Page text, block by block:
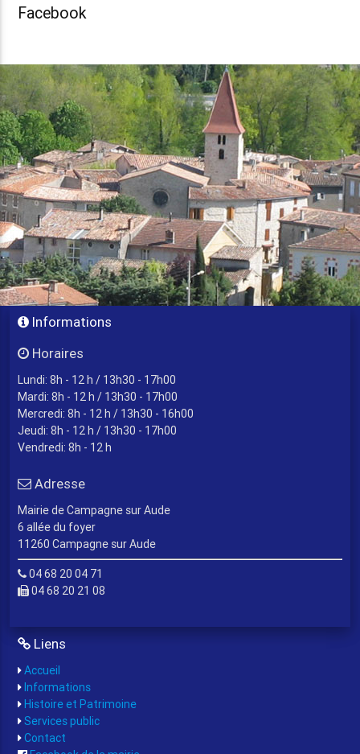
Facebook
Informations
Horaires
Lundi: 8h - 12 h / 13h30 - 17h00
Mardi: 8h - 12 h / 13h30 - 17h00
Mercredi: 8h - 12 h / 13h30 - 16h00
Jeudi: 8h - 12 h / 13h30 - 17h00
Vendredi: 8h - 12 h
Adresse
Mairie de Campagne sur Aude
6 allée du foyer
11260 Campagne sur Aude
04 68 20 04 71
04 68 20 21 08
Liens
Accueil
Informations
Histoire et Patrimoine
Services public
Contact